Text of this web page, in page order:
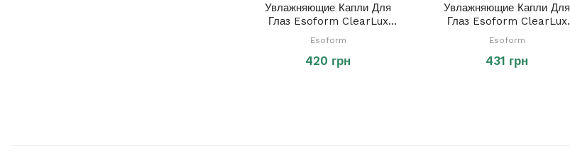
Увлажняющие Капли Для
Глаз Esoform ClearLux
Drops 15 Ml
Esoform
420 грн
Увлажняющие Капли Для
Глаз Esoform ClearLux
Flower Drops 15 Ml
Esoform
431 грн